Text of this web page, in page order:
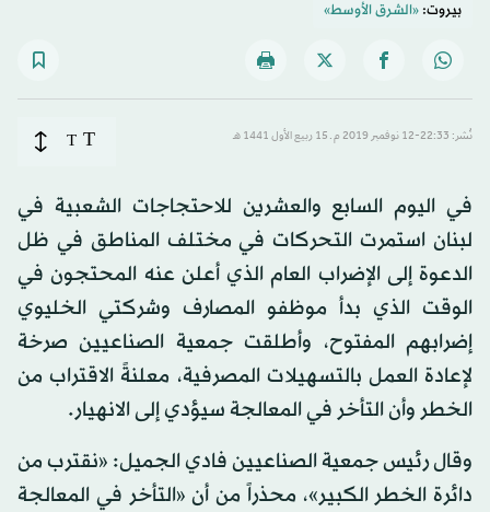
بيروت:«الشرق الأوسط»
نُشر: 22:33-12 نوفمبر 2019 م ـ 15 ربيع الأول 1441 هـ T
T
في اليوم السابع والعشرين للاحتجاجات الشعبية في
لبنان استمرت التحركات في مختلف المناطق في ظل
الدعوة إلى الإضراب العام الذي أعلن عنه المحتجون في
الوقت الذي بدأ موظفو المصارف وشركتي الخليوي
إضرابهم المفتوح، وأطلقت جمعية الصناعيين صرخة
لإعادة العمل بالتسهيلات المصرفية، معلنةً الاقتراب من
الخطر وأن التأخر في المعالجة سيؤدي إلى الانهيار.
وقال رئيس جمعية الصناعيين فادي الجميل: «نقترب من
دائرة الخطر الكبير»، محذراً من أن «التأخر في المعالجة